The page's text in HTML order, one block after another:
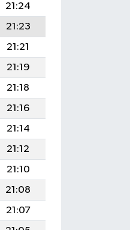
21:24
21:23
21:21
21:19
21:18
21:16
21:14
21:12
21:10
21:08
21:07